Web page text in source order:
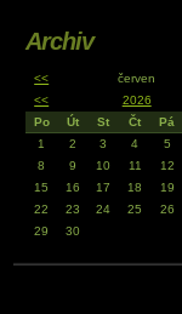
Archiv
<< červen
<<
2026
Po
Út St Čt Pá
1
2 3 4 5
8
9 10 11 12
15
16 17 18 19
22
23 24 25 26
29
30